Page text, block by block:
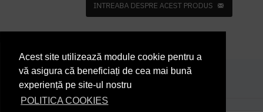
Acest site utilizează module cookie pentru a
vă asigura că beneficiați de cea mai bună
experiență pe site-ul nostru
POLITICA COOKIES
INTREABA DESPRE ACEST PRODUS
gunoi interior